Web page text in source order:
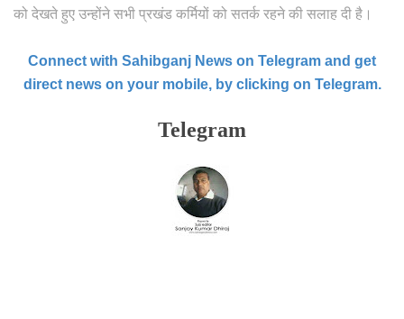
को देखते हुए उन्होंने सभी प्रखंड कर्मियों को सतर्क रहने की सलाह दी है।
Connect with Sahibganj News on Telegram and get
direct news on your mobile, by clicking on Telegram.
Telegram